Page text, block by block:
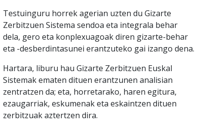
Testuinguru horrek agerian uzten du Gizarte
Zerbitzuen Sistema sendoa eta integrala behar
dela, gero eta konplexuagoak diren gizarte-behar
eta -desberdintasunei erantzuteko gai izango dena.
Hartara, liburu hau Gizarte Zerbitzuen Euskal
Sistemak ematen dituen erantzunen analisian
zentratzen da; eta, horretarako, haren egitura,
ezaugarriak, eskumenak eta eskaintzen dituen
zerbitzuak aztertzen dira.